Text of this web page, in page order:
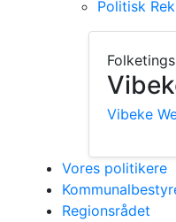
Politisk
Vores politikere
Vibeke
Vores politikere
Regionsrådet